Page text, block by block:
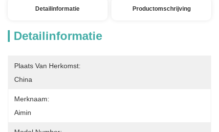
Detailinformatie Productomschrijving
Detailinformatie
Plaats Van Herkomst:
China
Merknaam:
Aimin